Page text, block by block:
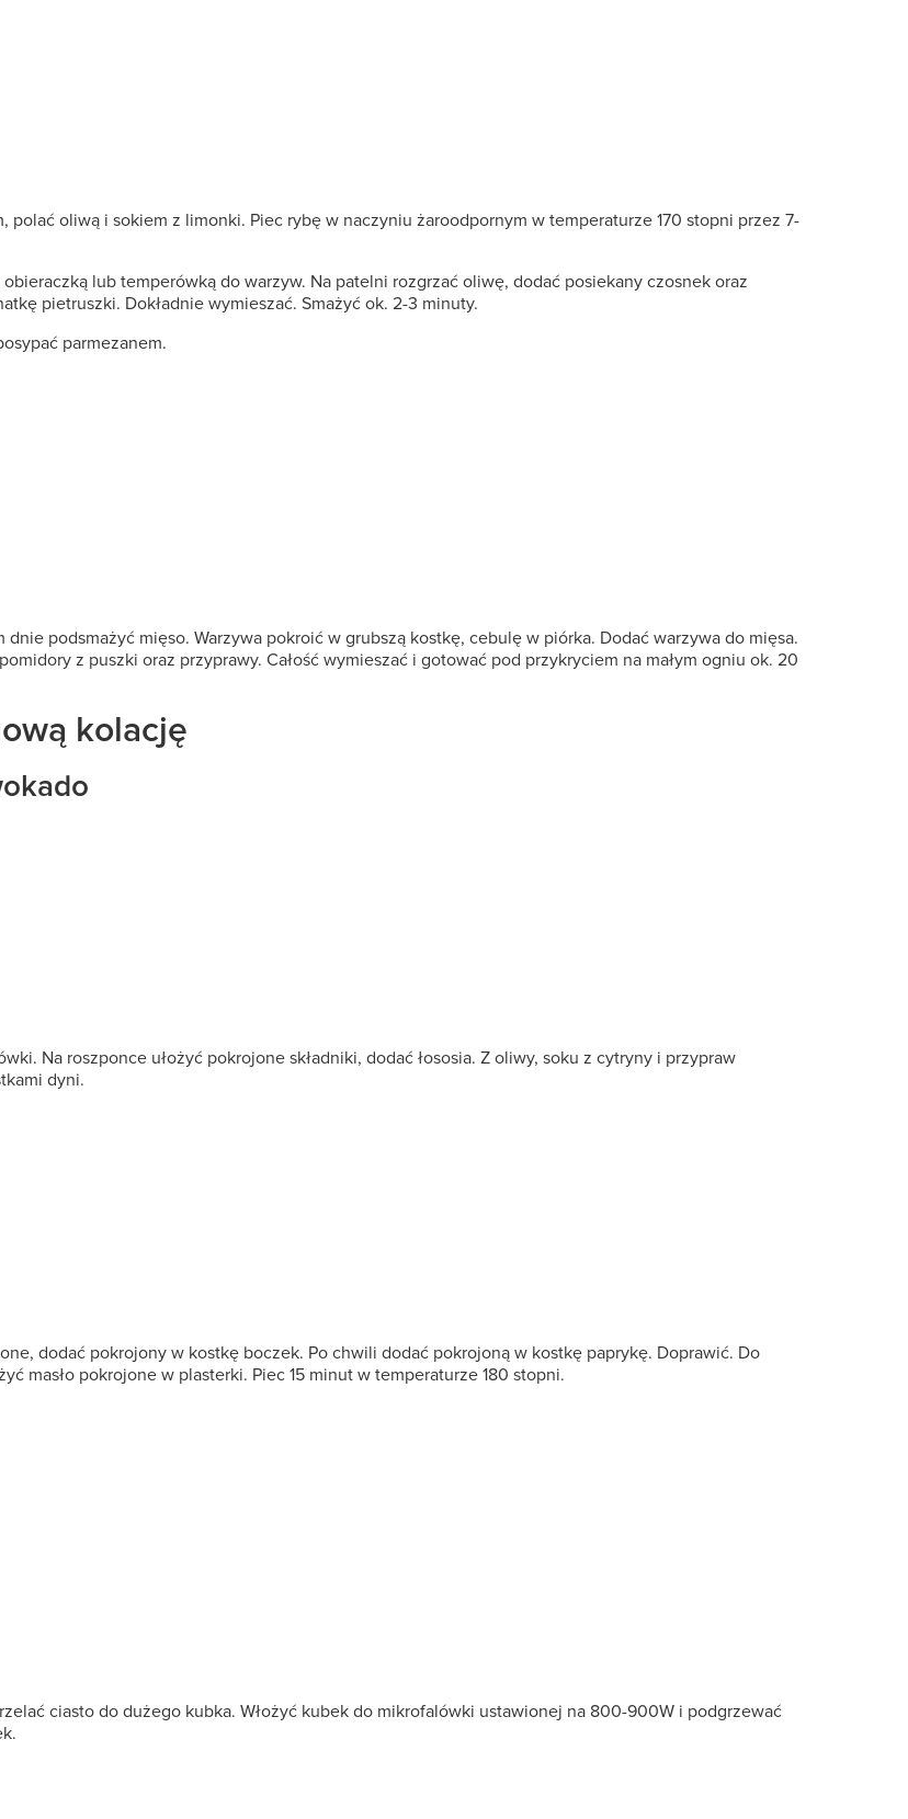
polać oliwą i sokiem z limonki. Piec rybę w naczyniu żaroodpornym w temperaturze 170 stopni przez 7-
lub temperówką do warzyw. Na patelni rozgrzać oliwę, dodać posiekany czosnek oraz
pietruszki. Dokładnie wymieszać. Smażyć ok. 2-3 minuty.
parmezanem.
dnie podsmażyć mięso. Warzywa pokroić w grubszą kostkę, cebulę w piórka. Dodać warzywa do mięsa.
z puszki oraz przyprawy. Całość wymieszać i gotować pod przykryciem na małym ogniu ok. 20
kolację
Na roszponce ułożyć pokrojone składniki, dodać łososia. Z oliwy, soku z cytryny i przypraw
dyni.
dodać pokrojony w kostkę boczek. Po chwili dodać pokrojoną w kostkę paprykę. Doprawić. Do
masło pokrojone w plasterki. Piec 15 minut w temperaturze 180 stopni.
ciasto do dużego kubka. Włożyć kubek do mikrofalówki ustawionej na 800-900W i podgrzewać